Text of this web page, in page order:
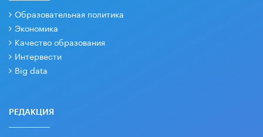
Образовательная политика
Экономика
Качество образования
Интервести
Big data
РЕДАКЦИЯ